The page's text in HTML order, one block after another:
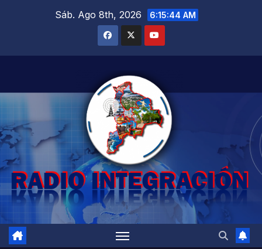
Sáb. Ago 8th, 2026 6:15:45 AM